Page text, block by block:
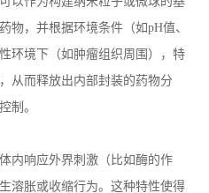
物，并根据环境条件（如pH值、
环境下（如肿瘤组织周围），特
从而释放出内部封装的药物分
制。
内响应外界刺激（比如酶的作
溶胀或收缩行为。这种特性使得